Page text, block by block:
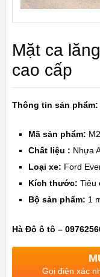
Mặt ca
cao cấp
Thông tin sản phẩm:
Mã sản phẩm:
Chất liệu : Nhựa
Loại xe: Ford
Kích thước: Tiêu
Bộ sản phẩm: 1
Hà Đô ô tô –
Gọi điện xác